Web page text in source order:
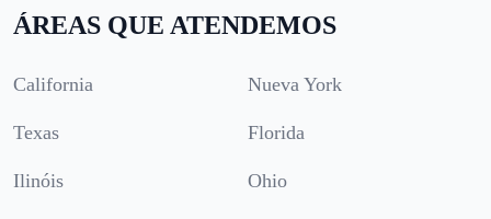
ÁREAS QUE ATENDEMOS
California Nueva York
Texas Florida
Ilinóis Ohio